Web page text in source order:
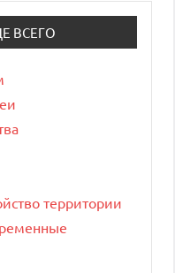
ВСЕГО
территории